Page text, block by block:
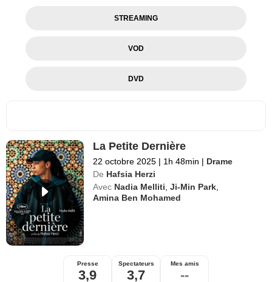
STREAMING
VOD
DVD
La Petite Dernière
22 octobre 2025 | 1h 48min | Drame
De Hafsia Herzi
Avec Nadia Melliti,Ji-Min Park,
Amina Ben Mohamed
Presse
3,9
Spectateurs
3,7
Mes amis
--